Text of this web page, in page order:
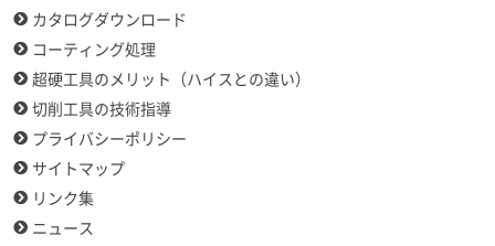
カタログダウンロード
コーティング処理
超硬工具のメリット（ハイスとの違い）
切削工具の技術指導
プライバシーポリシー
サイトマップ
リンク集
ニュース